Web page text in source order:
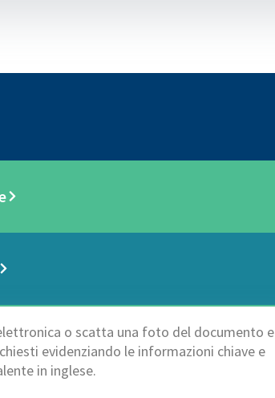
o scatta una foto del documento e
evidenziando le informazioni chiave e
in inglese.